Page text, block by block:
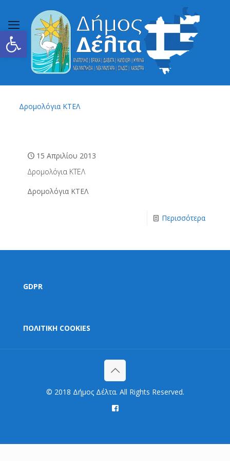
Ανοίξτε τη γραμμή εργαλείων
Δρομολόγια ΚΤΕΛ
15 Απριλίου 2013
Δρομολόγια ΚΤΕΛ
Δρομολόγια ΚΤΕΛ
Περισσότερα
GDPR
ΠΟΛΙΤΙΚΗ COOKIES
© 2018 Δήμος Δέλτα. All Rights Reserved.